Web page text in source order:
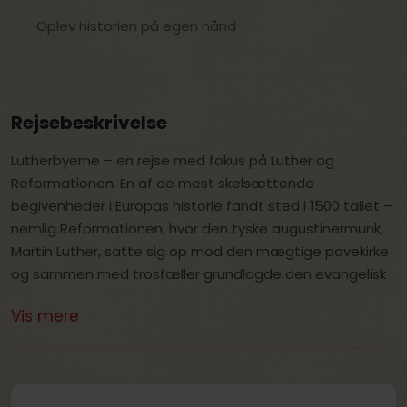
Oplev historien på egen hånd
Rejsebeskrivelse
Lutherbyerne – en rejse med fokus på Luther og
Reformationen. En af de mest skelsættende
begivenheder i Europas historie fandt sted i 1500 tallet –
nemlig Reformationen, hvor den tyske augustinermunk,
Martin Luther, satte sig op mod den mægtige pavekirke
og sammen med trosfæller grundlagde den evangelisk
af. Han forkastede en stor del af den teologi og
Vis mere